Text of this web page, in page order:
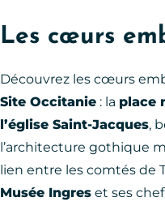
Les cœurs
Découvrez les cœurs
Site Occitanie : la place
l’église Saint-Jacques,
l’architecture gothique
lien entre les comtés de
Musée Ingres et ses